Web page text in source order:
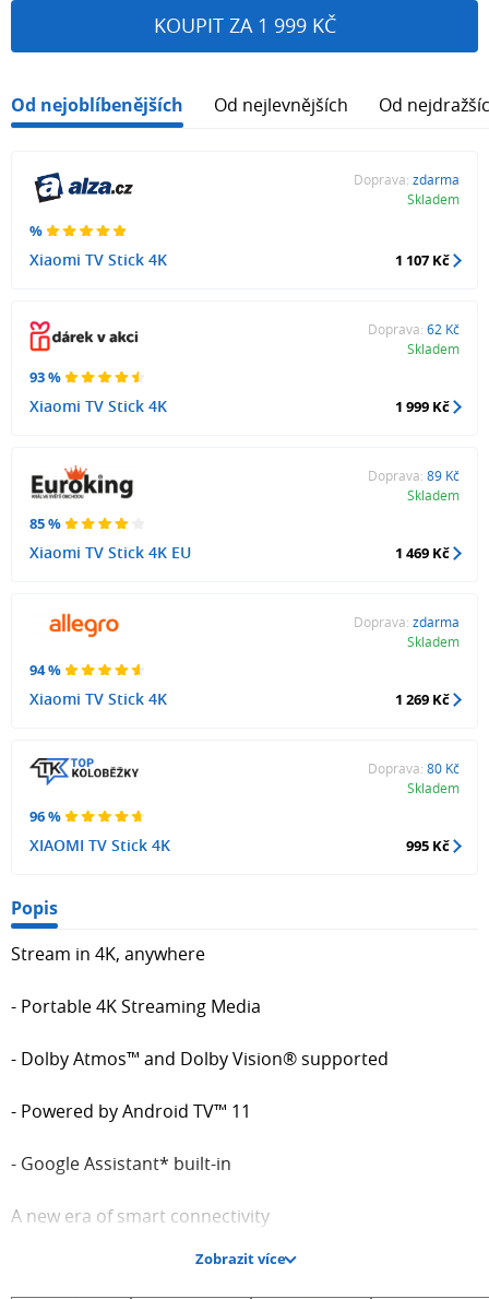
KOUPIT ZA 1 999 KČ
Od nejoblíbenějších Od nejlevnějších Od
%
Xiaomi TV Stick 4K
Doprava: zdarma
Skladem
1 107 Kč
93 %
Xiaomi TV Stick 4K
Doprava: 62 Kč
Skladem
1 999 Kč
85 %
Xiaomi TV Stick 4K EU
Doprava: 89 Kč
Skladem
1 469 Kč
94 %
Xiaomi TV Stick 4K
Doprava: zdarma
Skladem
1 269 Kč
96 %
XIAOMI TV Stick 4K
Doprava: 80 Kč
Skladem
995 Kč
Popis
Stream in 4K, anywhere
- Portable 4K Streaming Media
- Dolby Atmos™ and Dolby Vision® supported
- Powered by Android TV™ 11
- Google Assistant* built-in
A new era of smart connectivity
With the smart Android TV™ system, Xiaomi TV Stick 4K
Zobrazit více